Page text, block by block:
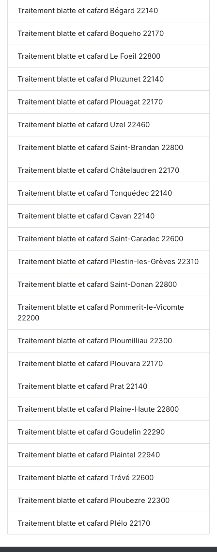
Traitement blatte et cafard Bégard 22140
Traitement blatte et cafard Boqueho 22170
Traitement blatte et cafard Le Foeil 22800
Traitement blatte et cafard Pluzunet 22140
Traitement blatte et cafard Plouagat 22170
Traitement blatte et cafard Uzel 22460
Traitement blatte et cafard Saint-Brandan 22800
Traitement blatte et cafard Châtelaudren 22170
Traitement blatte et cafard Tonquédec 22140
Traitement blatte et cafard Cavan 22140
Traitement blatte et cafard Saint-Caradec 22600
Traitement blatte et cafard Plestin-les-Grèves 22310
Traitement blatte et cafard Saint-Donan 22800
Traitement blatte et cafard Pommerit-le-Vicomte
22200
Traitement blatte et cafard Ploumilliau 22300
Traitement blatte et cafard Plouvara 22170
Traitement blatte et cafard Prat 22140
Traitement blatte et cafard Plaine-Haute 22800
Traitement blatte et cafard Goudelin 22290
Traitement blatte et cafard Plaintel 22940
Traitement blatte et cafard Trévé 22600
Traitement blatte et cafard Ploubezre 22300
Traitement blatte et cafard Plélo 22170